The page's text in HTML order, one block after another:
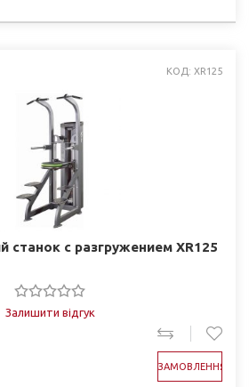
КОД: XR125
станок с разгружением XR125
Залишити відгук
ЗАМОВЛЕННЯ